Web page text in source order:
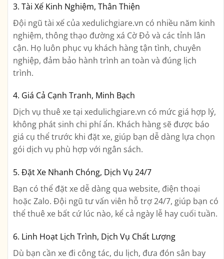
3. Tài Xế Kinh Nghiệm, Thân Thiện
Đội ngũ tài xế của xedulichgiare.vn có nhiều năm kinh
nghiệm, thông thạo đường xá Cờ Đỏ và các tỉnh lân
cận. Họ luôn phục vụ khách hàng tận tình, chuyên
nghiệp, đảm bảo hành trình an toàn và đúng lịch
trình.
4. Giá Cả Cạnh Tranh, Minh Bạch
Dịch vụ thuê xe tại xedulichgiare.vn có mức giá hợp lý,
không phát sinh chi phí ẩn. Khách hàng sẽ được báo
giá cụ thể trước khi đặt xe, giúp bạn dễ dàng lựa chọn
gói dịch vụ phù hợp với ngân sách.
5. Đặt Xe Nhanh Chóng, Dịch Vụ 24/7
Bạn có thể đặt xe dễ dàng qua website, điện thoại
hoặc Zalo. Đội ngũ tư vấn viên hỗ trợ 24/7, giúp bạn có
thể thuê xe bất cứ lúc nào, kể cả ngày lễ hay cuối tuần.
6. Linh Hoạt Lịch Trình, Dịch Vụ Chất Lượng
Dù bạn cần xe đi công tác, du lịch, đưa đón sân bay